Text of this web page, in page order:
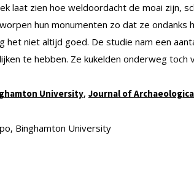
laat zien hoe weldoordacht de moai zijn,
hun monumenten zo dat ze
het niet altijd goed. De studie nam een
te hebben. Ze kukelden onderweg
University, Journal of
Binghamton University